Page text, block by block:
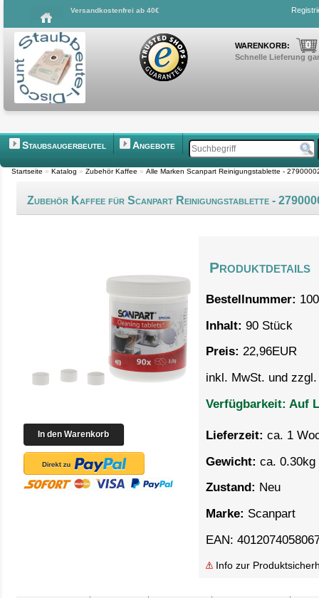
Versandkostenfrei ab 40€
WARENKORB: 0
Schnelle Lieferung
Staubsaugerbeutel Angebote
Startseite » Katalog » Zubehör Kaffee » Alle Marken Scanpart Reinigungstablette -
Zubehör Kaffee für Scanpart Reinigungstablette -
Produktdetails
Bestellnummer:
Inhalt: 90 Stück
Preis: 22,96EUR
inkl. MwSt. und
Verfügbarkeit: Auf
Lieferzeit: ca. 1
Gewicht: ca. 0.30kg
Zustand: Neu
Marke: Scanpart
EAN:
Info zur